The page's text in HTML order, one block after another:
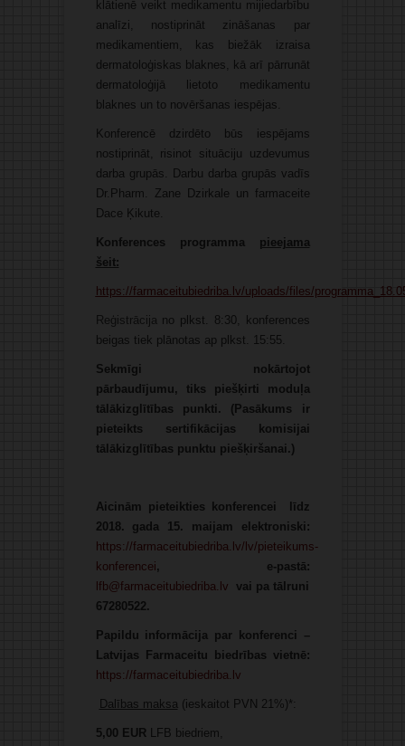
klātienē veikt medikamentu mijiedarbību
analīzi, nostiprināt zināšanas par
medikamentiem, kas biežāk izraisa
dermatoloģiskas blaknes, kā arī pārrunāt
dermatoloģijā lietoto medikamentu
blaknes un to novēršanas iespējas.
Konferencē dzirdēto būs iespējams
nostiprināt, risinot situāciju uzdevumus
darba grupās. Darbu darba grupās vadīs
Dr.Pharm. Zane Dzirkale un farmaceite
Dace Ķikute.
Konferences programma
pieejama
šeit:
https://farmaceitubiedriba.lv/uploads/files/
Reģistrācijano plkst. 8:30, konferences
beigas tiek plānotas ap plkst. 15:55.
Sekmīgi nokārtojot
pārbaudījumu, tiks piešķirti moduļa
tālākizglītības punkti. (Pasākums ir
pieteikts sertifikācijas komisijai
tālākizglītības punktu piešķiršanai.)
Aicinām pieteikties konferencei līdz
2018. gada 15. maijam elektroniski:
https://farmaceitubiedriba.lv/lv/pieteikums-
konferencei, e-pastā:
lfb@farmaceitubiedriba.lv vai pa tālruni
67280522.
Papildu informācija par konferenci –
Latvijas Farmaceitu biedrības vietnē:
https://farmaceitubiedriba.lv
Dalības maksa(ieskaitot PVN 21%)*:
5,00 EUR LFB biedriem,